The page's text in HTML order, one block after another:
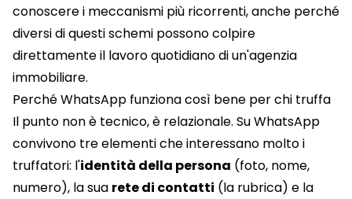
conoscere i meccanismi più ricorrenti, anche perché
diversi di questi schemi possono colpire
direttamente il lavoro quotidiano di un'agenzia
immobiliare.
Perché WhatsApp funziona così bene per chi truffa
Il punto non è tecnico, è relazionale. Su WhatsApp
convivono tre elementi che interessano molto i
truffatori: l'identità della persona (foto, nome,
numero), la sua rete di contatti (la rubrica) e la